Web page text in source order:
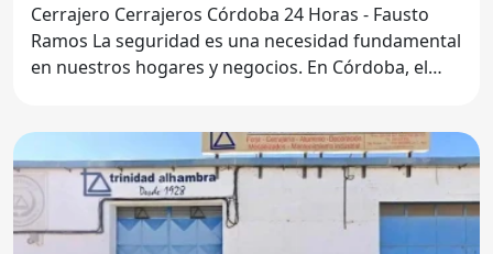
Cerrajero Cerrajeros Córdoba 24 Horas - Fausto
Ramos La seguridad es una necesidad fundamental
en nuestros hogares y negocios. En Córdoba, el